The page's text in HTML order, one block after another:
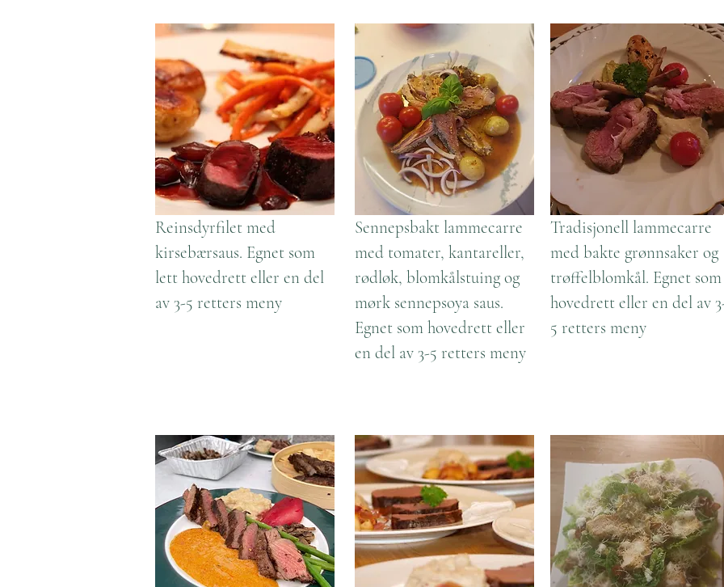
Reinsdyrfilet med
kirsebærsaus. Egnet som
lett hovedrett eller en del
av 3-5 retters meny
Sennepsbakt lammecarre
med tomater, kantareller,
rødløk, blomkålstuing og
mørk sennepsoya saus.
Egnet som hovedrett eller
en del av 3-5 retters meny
Tradisjonell lammecarre
med bakte grønnsaker og
trøffelblomkål. Egnet som
hovedrett eller en del av
5 retters meny